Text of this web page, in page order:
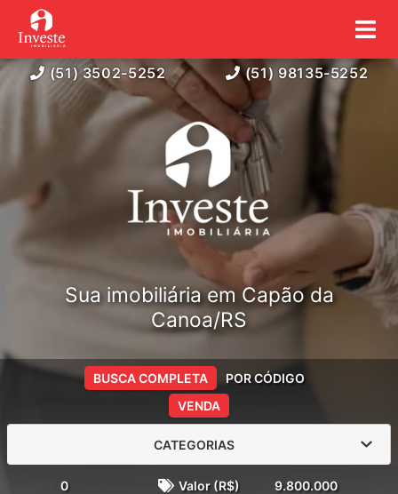
(51) 3502-5252 (51) 98135-5252
Sua imobiliária em Capão da
Canoa/RS
VENDA
BUSCA COMPLETA POR CÓDIGO
CATEGORIAS
0 Valor (R$) 9.800.000